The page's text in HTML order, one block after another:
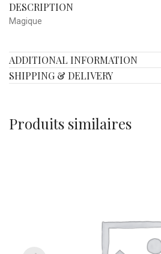
DESCRIPTION
Magique
ADDITIONAL INFORMATION
SHIPPING & DELIVERY
Produits similaires